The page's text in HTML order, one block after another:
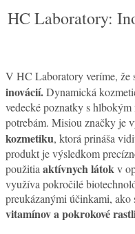
HC Laboratory:
V HC Laboratory veríme, že
inovácií.Dynamická
vedecké poznatky s
potrebám. Misiou značky je
kozmetiku, ktorá prináša
produkt je výsledkom
použitiaaktívnych látokv
využíva pokročilé
preukázanými účinkami, ako
vitamínov a pokrokové